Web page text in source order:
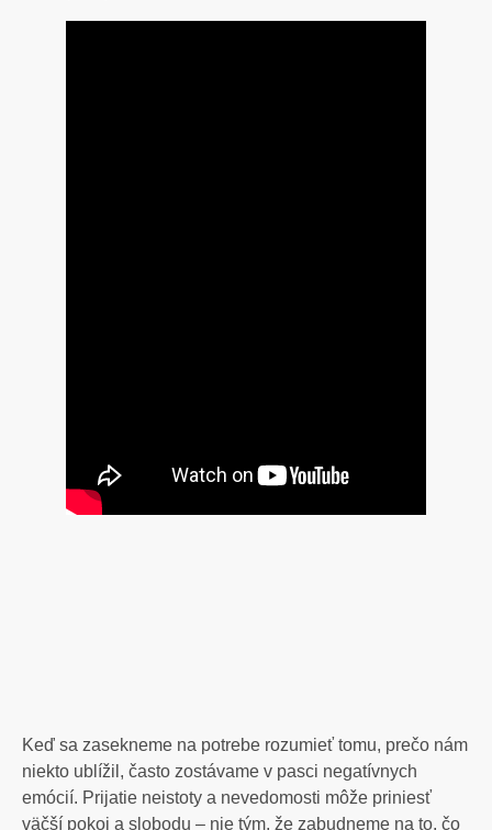
Keď sa zasekneme na potrebe rozumieť tomu, prečo nám
niekto ublížil, často zostávame v pasci negatívnych
emócií. Prijatie neistoty a nevedomosti môže priniesť
väčší pokoj a slobodu – nie tým, že zabudneme na to, čo